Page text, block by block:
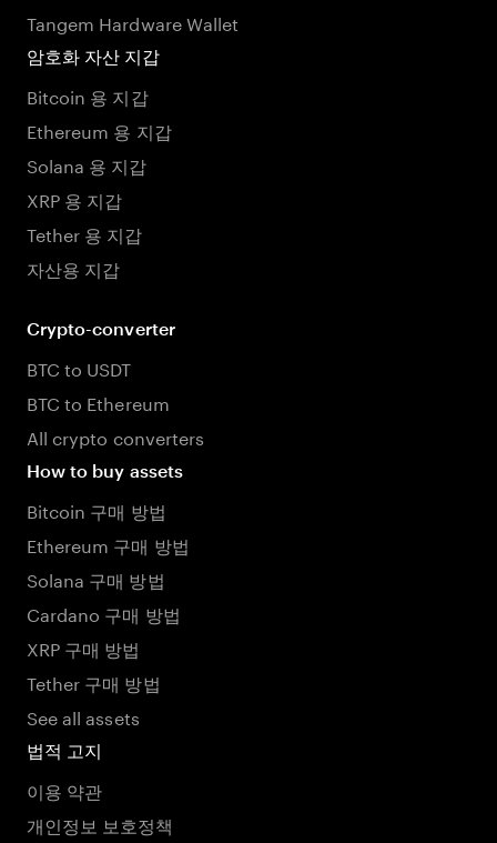
Tangem Hardware Wallet
암호화 자산 지갑
Bitcoin 용 지갑
Ethereum 용 지갑
Solana 용 지갑
XRP 용 지갑
Tether 용 지갑
자산용 지갑
Crypto-converter
BTC to USDT
BTC to Ethereum
All crypto converters
How to buy assets
Bitcoin 구매 방법
Ethereum 구매 방법
Solana 구매 방법
Cardano 구매 방법
XRP 구매 방법
Tether 구매 방법
See all assets
법적 고지
이용 약관
개인정보 보호정책